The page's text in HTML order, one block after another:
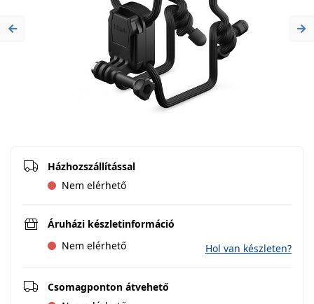
Previous
Házhozszállítással
Nem elérhető
Áruházi készletinformáció
Nem elérhető
Hol van készleten?
Csomagponton átvehető